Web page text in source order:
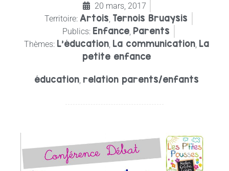
20 mars, 2017
Territoire: Artois Ternois Bruaysis
Publics: Enfance Parents
Thèmes: L'éducation La communication La
petite enfance
éducation relation parents/enfants